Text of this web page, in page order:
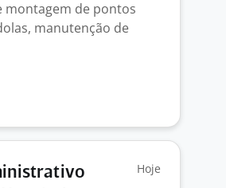
montagem de pontos
manutenção de
Hoje